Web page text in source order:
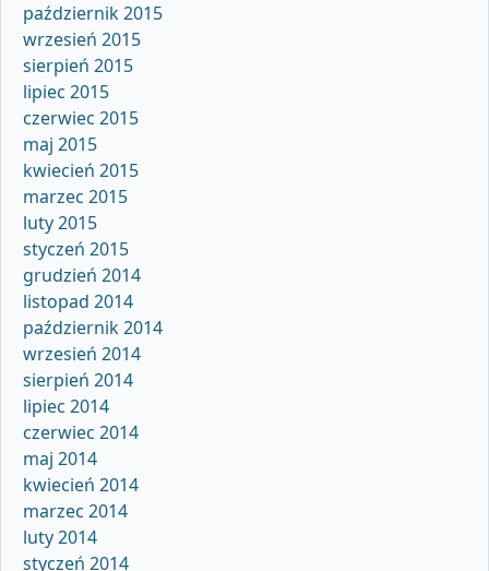
październik 2015
wrzesień 2015
sierpień 2015
lipiec 2015
czerwiec 2015
maj 2015
kwiecień 2015
marzec 2015
luty 2015
styczeń 2015
grudzień 2014
listopad 2014
październik 2014
wrzesień 2014
sierpień 2014
lipiec 2014
czerwiec 2014
maj 2014
kwiecień 2014
marzec 2014
luty 2014
styczeń 2014